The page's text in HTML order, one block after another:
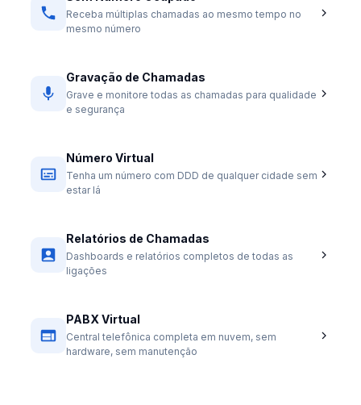
Receba múltiplas chamadas ao mesmo tempo no
mesmo número
Gravação de Chamadas
Grave e monitore todas as chamadas para qualidade
e segurança
Número Virtual
Tenha um número com DDD de qualquer cidade sem
estar lá
Relatórios de Chamadas
Dashboards e relatórios completos de todas as
ligações
PABX Virtual
Central telefônica completa em nuvem, sem
hardware, sem manutenção